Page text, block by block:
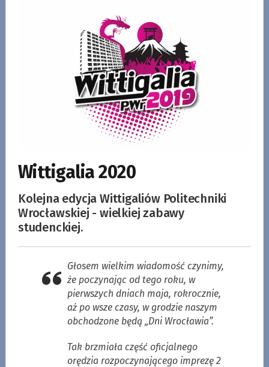
Wittigalia 2020
Kolejna edycja Wittigaliów Politechniki
Wrocławskiej - wielkiej zabawy
studenckiej.
Głosem wielkim wiadomość czynimy,
że poczynając od tego roku, w
pierwszych dniach maja, rokrocznie,
aż po wsze czasy, w grodzie naszym
obchodzone będą „Dni Wrocławia”.
Tak brzmiała część oficjalnego
orędzia rozpoczynającego imprezę 2